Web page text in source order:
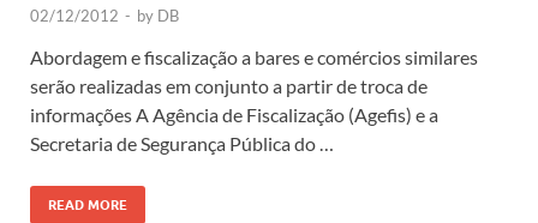
02/12/2012 - by DB
Abordagem e fiscalização a bares e comércios similares
serão realizadas em conjunto a partir de troca de
informações A Agência de Fiscalização (Agefis) e a
Secretaria de Segurança Pública do …
READ MORE